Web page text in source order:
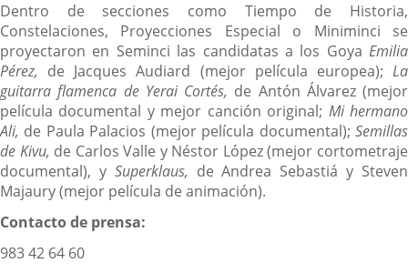
Dentro de secciones como Tiempo de Historia,
Constelaciones, Proyecciones Especial o Miniminci se
proyectaron en Seminci las candidatas a los Goya Emilia
Pérez, de Jacques Audiard (mejor película europea);La
guitarra flamenca de Yerai Cortés, de Antón Álvarez (mejor
película documental y mejor canción original; Mi hermano
Ali, de Paula Palacios (mejor película documental); Semillas
de Kivu, de Carlos Valle y Néstor López (mejor cortometraje
documental), y Superklaus, de Andrea Sebastiá y Steven
Majaury (mejor película de animación).
Contacto de prensa:
983 42 64 60